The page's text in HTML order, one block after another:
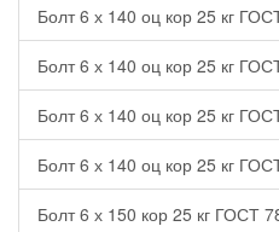
Болт 6 х 140 оц кор 25 кг
Болт 6 х 140 оц кор 25 кг
Болт 6 х 140 оц кор 25 кг
Болт 6 х 140 оц кор 25 кг
Болт 6 х 150 кор 25 кг ГОСТ